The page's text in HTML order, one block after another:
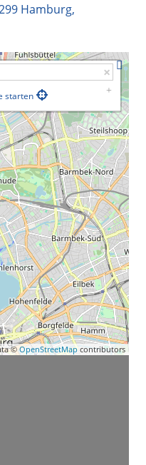
Hamburg,
starten
©OpenStreetMapcontributors